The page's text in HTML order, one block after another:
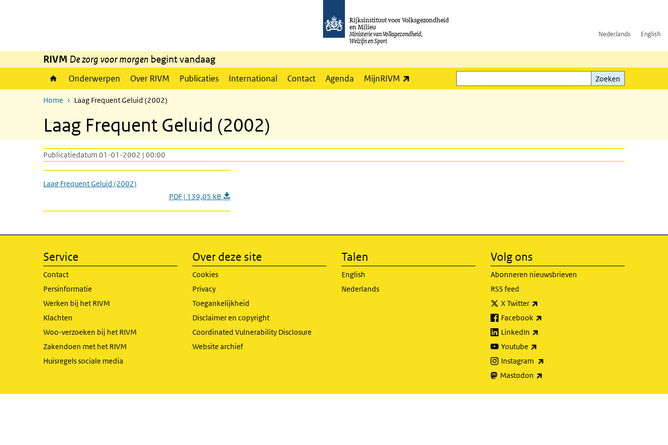
Rijksinstituut voor Volksgezondheid
en Milieu
Ministerie van Volksgezondheid,
Welzijn en Sport
Nederlands English
RIVM De zorg voor morgen begint vandaag
Onderwerpen Over RIVM Publicaties International Contact Agenda MijnRIVM
Zoeken
Zoeken
Home Laag Frequent Geluid (2002)
Laag Frequent Geluid (2002)
Publicatiedatum 01-01-2002 | 00:00
Laag Frequent Geluid (2002)
PDF | 139,05 kB
Service
Contact
Persinformatie
Werken bij het RIVM
Klachten
Woo-verzoeken bij het RIVM
Zakendoen met het RIVM
Huisregels sociale media
Over deze site
Cookies
Privacy
Toegankelijkheid
Disclaimer en copyright
Coordinated Vulnerability Disclosure
Website archief
Talen
English
Nederlands
Volg ons
Abonneren nieuwsbrieven
RSS feed
X Twitter
Facebook
LinkedIn
Youtube
Instagram
Mastodon